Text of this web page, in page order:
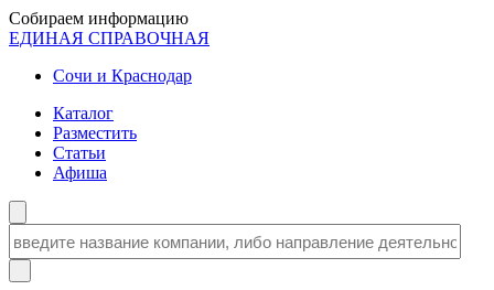
Собираем информацию
ЕДИНАЯ СПРАВОЧНАЯ
Сочи и Краснодар
Каталог
Разместить
Статьи
Афиша